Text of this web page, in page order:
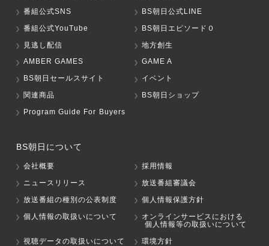
番組公式SNS
BS朝日公式LINE
番組公式YouTube
BS朝日エピソード０
見逃し配信
地方創生
AMBER GAMES
GAME A
BS朝日セールスサイト
イベント
関連商品
BS朝日ショップ
Program Guide For Buyers
BS朝日について
会社概要
採用情報
ニュースリリース
放送番組審議会
放送番組の種別の公表制度
個人情報保護方針
個人情報の取扱いについて
オンラインサービスにおける
個人情報等の取扱いについて
視聴データの取扱いについて
環境方針